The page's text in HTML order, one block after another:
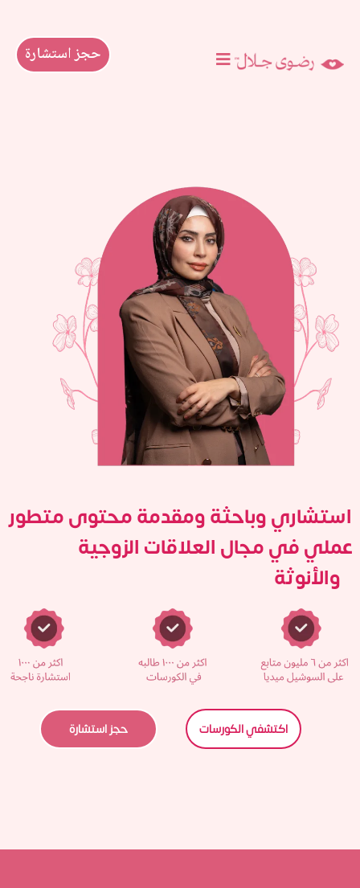
حجز استشارة
استشاري وباحثة ومقدمة محتوى متطور
عملي في مجال العلاقات الزوجية
حجز استشارة اكتشفي الكورسات